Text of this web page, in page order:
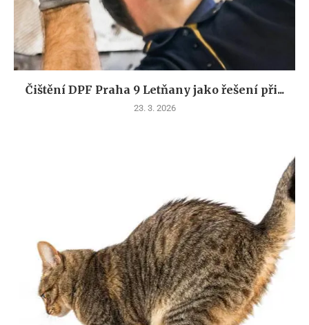
Čištění DPF Praha 9 Letňany jako řešení při...
23. 3. 2026